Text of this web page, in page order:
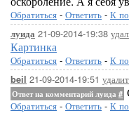
Обратиться - Ответить - К
луида 21-09-2014-19:38
Картинка
Обратиться - Ответить - К
beil 21-09-2014-19:51
Ответ на комментарий луида #
Обратиться - Ответить - К